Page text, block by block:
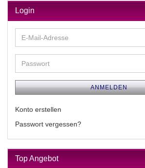
Login
E-
Mail-
Adresse
Passwort
ANMELDEN
Konto erstellen
Passwort vergessen?
Top Angebot